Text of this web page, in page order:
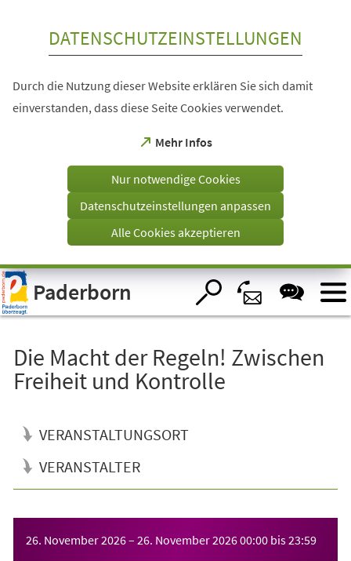
Visuelle
Assistenzsoftware
öffnen.
DATENSCHUTZEINSTELLUNGEN
Durch die Nutzung dieser Website erklären Sie sich damit
einverstanden, dass diese Seite Cookies verwendet.
Mehr Infos
(Öffnet
einem
Tab)
Nur notwendige Cookies
Datenschutzeinstellungen anpassen
Alle Cookies akzeptieren
Paderborn
Die Macht der Regeln! Zwischen
Freiheit und Kontrolle
VERANSTALTUNGSORT
VERANSTALTER
26. November 2026– 26. November 202600:00 bis23:59